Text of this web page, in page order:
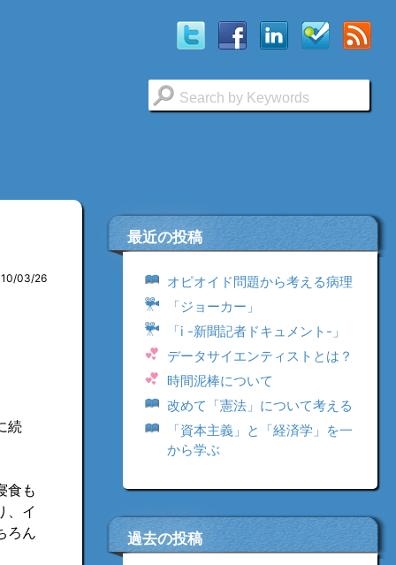
最近の投稿
オピオイド問題から考える病理
「ジョーカー」
「i -新聞記者ドキュメント-」
データサイエンティストとは？
時間泥棒について
改めて「憲法」について考える
「資本主義」と「経済学」を一
から学ぶ
過去の投稿
03/26
続
食も
、イ
ろん